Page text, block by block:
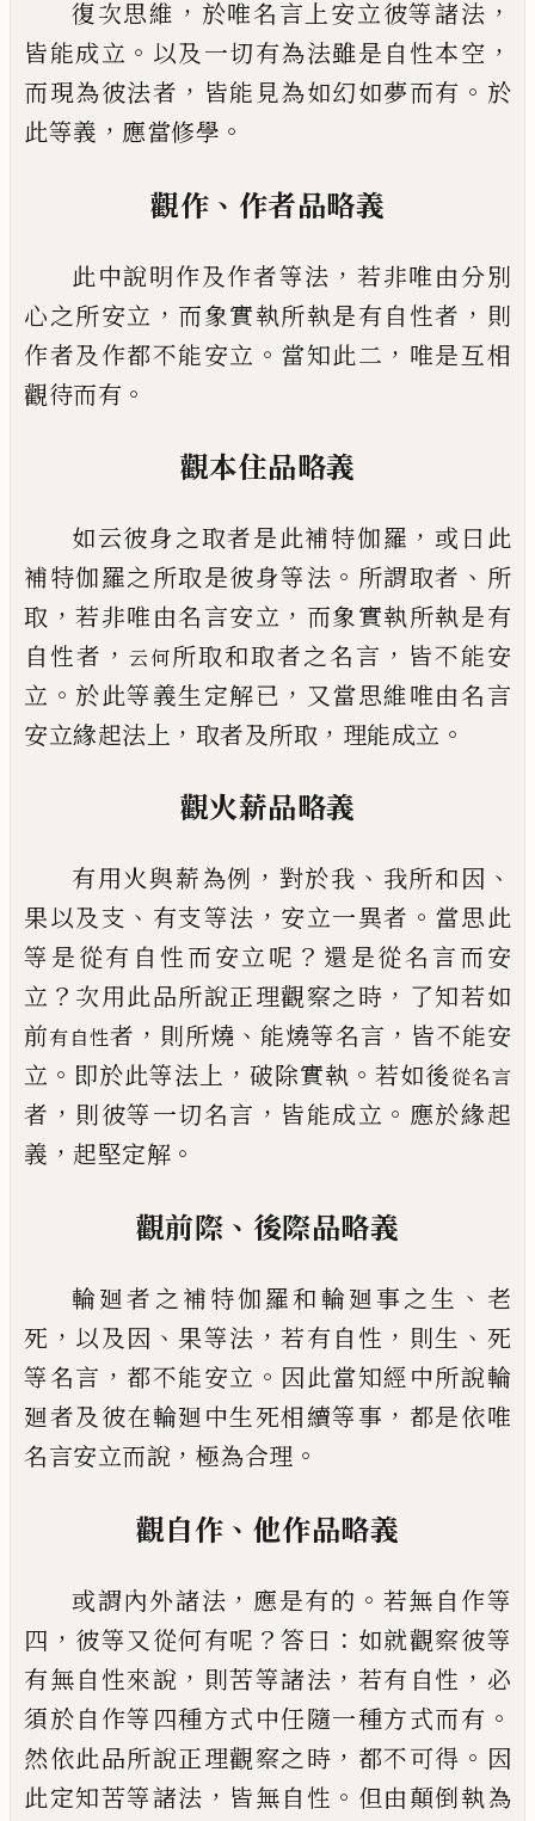
復次思維 ， 於唯名言上安立彼等諸法 ，
皆能成立 。 以及一切有為法雖是自性本空 ，
而現為彼法者 ， 皆能見為如幻如夢而有 。 於
此等義 ， 應當修學 。
觀作 、 作者品略義
此中說明作及作者等法 ， 若非唯由分別
心之所安立 ， 而象實執所執是有自性者 ， 則
作者及作都不能安立 。 當知此二 ， 唯是互相
觀待而有 。
觀本住品略義
如云彼身之取者是此補特伽羅 ， 或曰此
補特伽羅之所取是彼身等法 。 所謂取者 、 所
取 ，若非唯由名言安立 ， 而象實執所執是有
自性者 ， 云何所取和取者之名言 ， 皆不能安
立 。 於此等義生定解已 ， 又當思維唯由名言
安立緣起法上 ， 取者及所取 ， 理能成立 。
觀火薪品略義
有用火與薪為例 ， 對於我 、 我所和因 、
果以及支 、 有支等法 ， 安立一異者 。 當思此
等是從有 自性而安立呢 ？ 還是從名言而安
立 ？ 次用此品所說正理觀察之時 ， 了知若如
前有自性者 ， 則所燒 、 能燒等名言 ， 皆不能安
立 。 即於此等法上 ，破除實執 。若如後從名言
者 ， 則彼等一切名言 ， 皆能成立 。 應於緣起
義 ， 起堅定解 。
觀前際 、 後際品略義
輪廻者之補特伽羅和輪廻事之生 、 老
死 ， 以及因 、 果等法 ，若有自性 ， 則生 、 死
等名言 ， 都不能安立 。 因此當知經中所說輪
廻者及彼在輪廻中生死相續等事 ， 都是依唯
名言安立而說 ， 極為合理 。
觀自作 、 他作品略義
或謂內外諸法 ， 應是有的 。 若無自作等
四 ， 彼等又從何有呢 ？答曰 ： 如就觀察彼等
有無自性來說 ， 則苦等諸法 ， 若有自性 ， 必
須於自作等四種方式中任隨一種方式而有 。
然依此品所說正理觀察之時 ， 都不可得 。 因
此定知苦等諸法 ， 皆無自性 。 但由顛倒執為